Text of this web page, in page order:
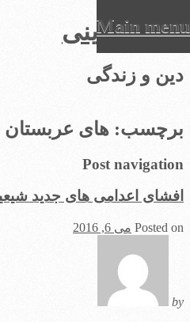
عرفان دینی
دین و زندگی
Main menu
to
content
برچسب: های عربستان
Post navigation
افشای اعدامی های جدید
Posted on می 6, 2016
by